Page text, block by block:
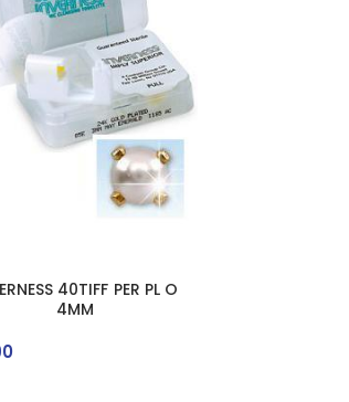
40TIFF PER PL O
4MM